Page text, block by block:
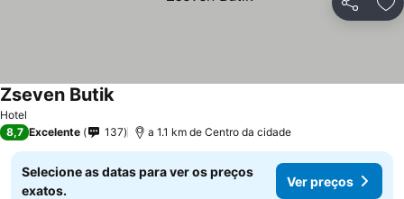
Partilhar
Hotel
Zseven ButikVer preços
8,7 Excelente 137 a 1.1 km de Centro da cidade
Selecione as datas para ver os preços
exatos.
Ver preços